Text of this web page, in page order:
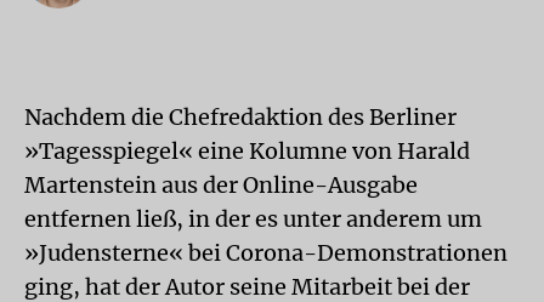
Nachdem die Chefredaktion des Berliner
»Tagesspiegel« eine Kolumne von Harald
Martenstein aus der Online-Ausgabe
entfernen ließ, in der es unter anderem um
»Judensterne« bei Corona-Demonstrationen
ging, hat der Autor seine Mitarbeit bei der